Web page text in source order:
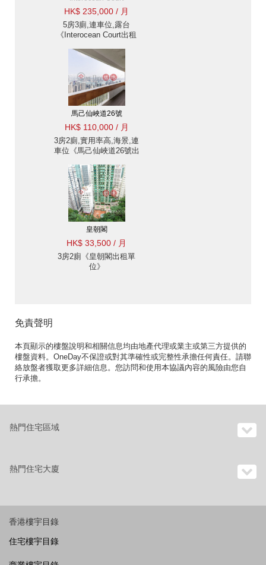
HK$ 235,000 / 月
5房3廁,連車位,露台
《Interocean Court出租
馬己仙峽道26號
HK$ 110,000 / 月
3房2廁,實用率高,海景,連
車位《馬己仙峽道26號出
皇朝閣
HK$ 33,500 / 月
3房2廁《皇朝閣出租單
位》
免責聲明
本頁顯示的樓盤說明和相關信息均由地產代理或業主或第三方提供的
樓盤資料。OneDay不保證或對其準確性或完整性承擔任何責任。請聯
絡放盤者獲取更多詳細信息。您訪問和使用本協議內容的風險由您自
行承擔。
熱門住宅區域
熱門住宅大廈
香港樓宇目錄
住宅樓宇目錄